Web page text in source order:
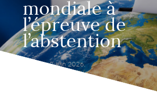
mondiale à
l’épreuve de
l’abstention
Publié le 3 juin 2026,